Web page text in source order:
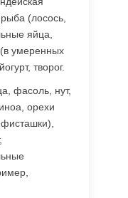
(лосось,
яйца,
умеренных
творог.
фасоль, нут,
орехи